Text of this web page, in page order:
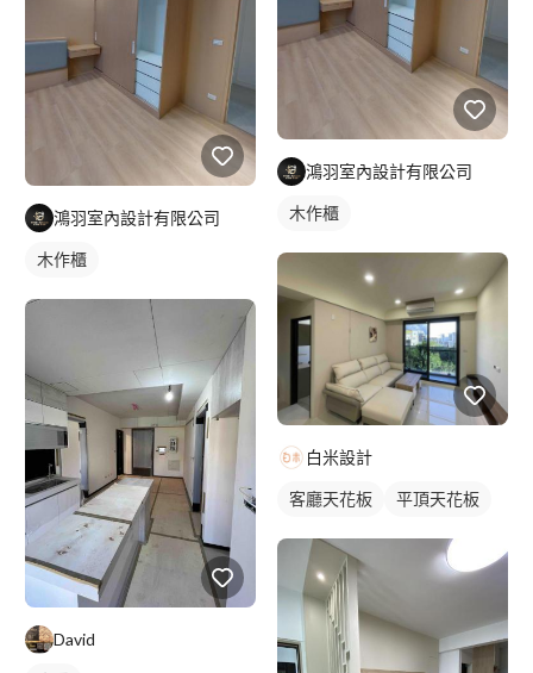
鴻羽室內設計有限公司
木作櫃
David
鴻羽室內設計有限公司
木作櫃
白米設計
客廳天花板 平頂天花板